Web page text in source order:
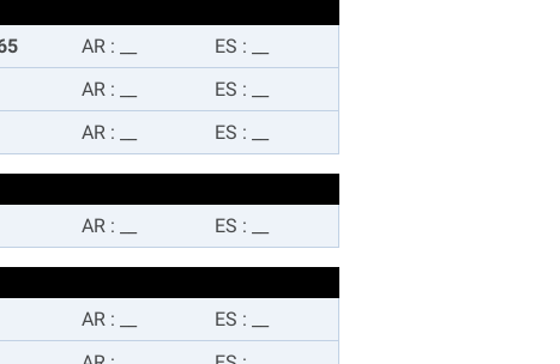
AR : ES :
AR : ES :
AR : ES :
AR : ES :
AR : ES :